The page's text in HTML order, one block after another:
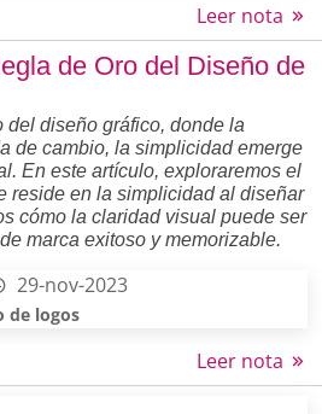
Leer nota
de Oro del Diseño de
diseño gráfico, donde la
de cambio, la simplicidad emerge
En este artículo, exploraremos el
reside en la simplicidad al diseñar
cómo la claridad visual puede ser
marca exitoso y memorizable.
29-nov-2023
de logos
Leer nota